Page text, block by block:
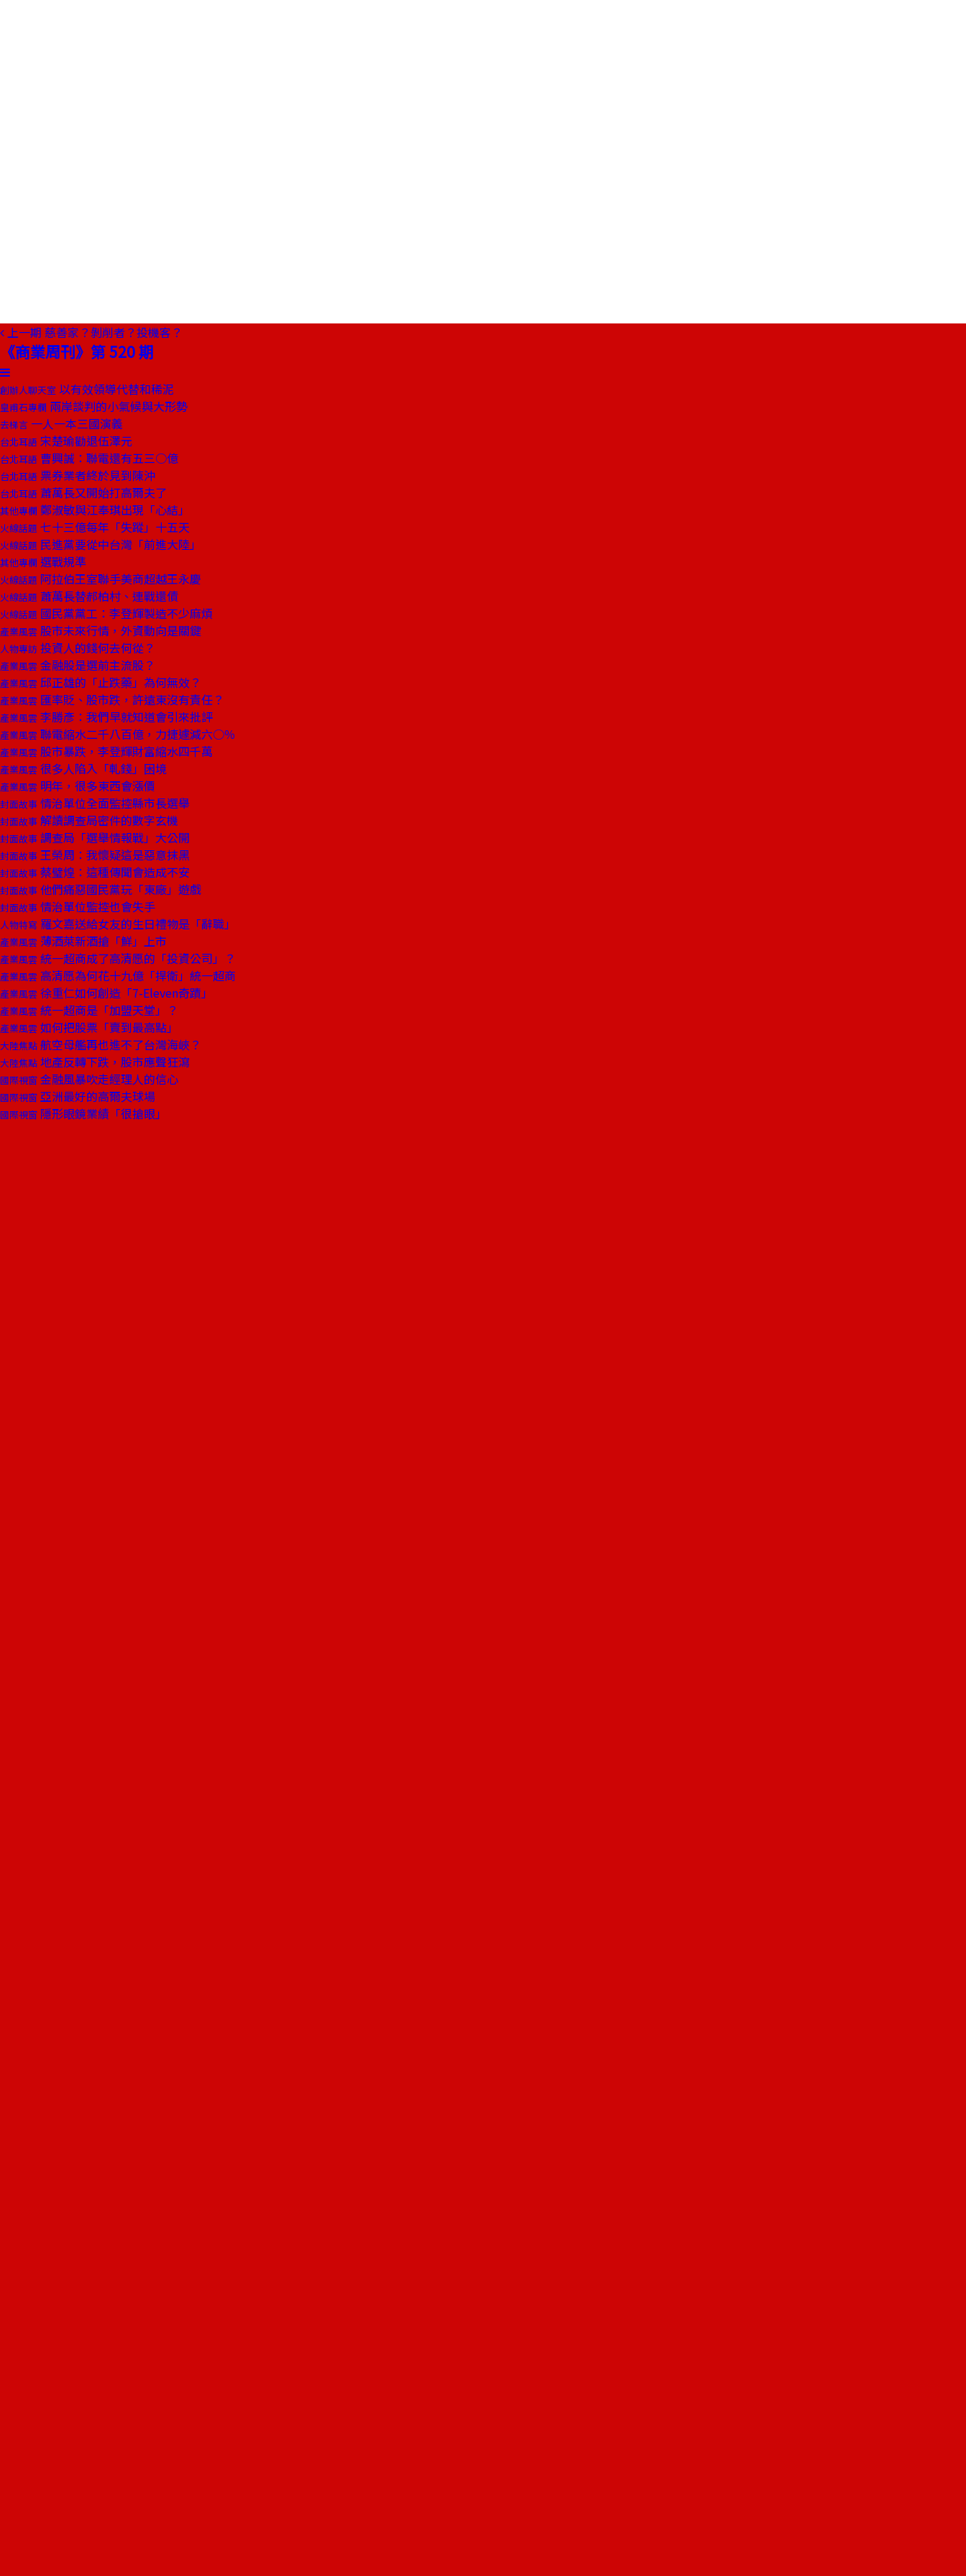
上一期 慈善家？剝削者？投機客？
《商業周刊》第 520 期
創辦人聊天室 以有效領導代替和稀泥
皇甫石專欄 兩岸談判的小氣候與大形勢
去梯言 一人一本三國演義
台北耳語 宋楚瑜勸退伍澤元
台北耳語 曹興誠：聯電還有五三○億
台北耳語 票券業者終於見到陳沖
台北耳語 蕭萬長又開始打高爾夫了
其他專欄 鄭淑敏與江奉琪出現「心結」
火線話題 七十三億每年「失蹤」十五天
火線話題 民進黨要從中台灣「前進大陸」
其他專欄 選戰規準
火線話題 阿拉伯王室聯手美商超越王永慶
火線話題 蕭萬長替郝柏村、連戰還債
火線話題 國民黨黨工：李登輝製造不少麻煩
產業風雲 股市未來行情，外資動向是關鍵
人物專訪 投資人的錢何去何從？
產業風雲 金融股是選前主流股？
產業風雲 邱正雄的「止跌藥」為何無效？
產業風雲 匯率貶、股市跌，許遠東沒有責任？
產業風雲 李勝彥：我們早就知道會引來批評
產業風雲 聯電縮水二千八百億，力捷遽減六○％
產業風雲 股市暴跌，李登輝財富縮水四千萬
產業風雲 很多人陷入「軋錢」困境
產業風雲 明年，很多東西會漲價
封面故事 情治單位全面監控縣市長選舉
封面故事 解讀調查局密件的數字玄機
封面故事 調查局「選舉情報戰」大公開
封面故事 王榮周：我懷疑這是惡意抹黑
封面故事 蔡璧煌：這種傳聞會造成不安
封面故事 他們痛惡國民黨玩「東廠」遊戲
封面故事 情治單位監控也會失手
人物特寫 羅文嘉送給女友的生日禮物是「辭職」
產業風雲 薄酒萊新酒搶「鮮」上市
產業風雲 統一超商成了高清愿的「投資公司」？
產業風雲 高清愿為何花十九億「捍衛」統一超商
產業風雲 徐重仁如何創造「7-Eleven奇蹟」
產業風雲 統一超商是「加盟天堂」？
產業風雲 如何把股票「賣到最高點」
大陸焦點 航空母艦再也進不了台灣海峽？
大陸焦點 地產反轉下跌，股市應聲狂瀉
國際視窗 金融風暴吹走經理人的信心
國際視窗 亞洲最好的高爾夫球場
國際視窗 隱形眼鏡業績「很搶眼」